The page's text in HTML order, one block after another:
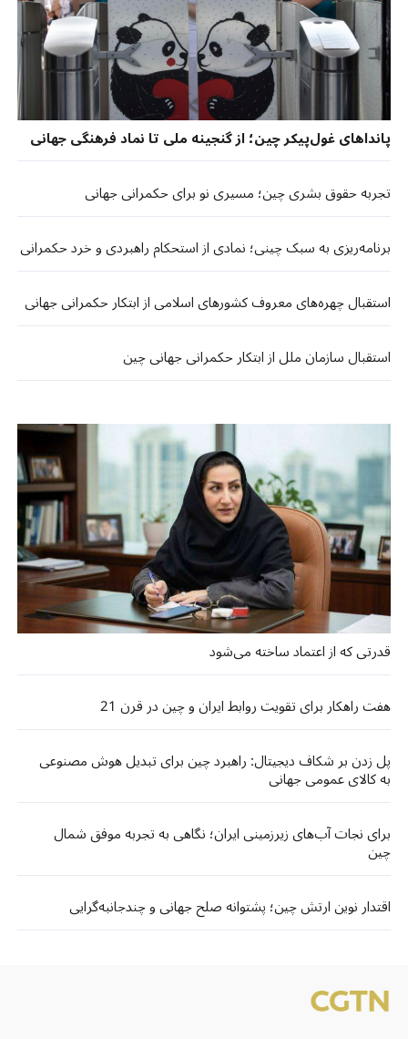
پانداهای غول‌پیکر چین؛ از گنجینه ملی تا نماد فرهنگی جهانی
تجربه حقوق بشری چین؛ مسیری نو برای حکمرانی جهانی
برنامه‌ریزی به سبک چینی؛ نمادی از استحکام راهبردی و خرد حکمرانی
استقبال چهره‌های معروف کشورهای اسلامی از ابتکار حکمرانی جهانی
استقبال سازمان ملل از ابتکار حکمرانی جهانی چین
قدرتی که از اعتماد ساخته می‌شود
هفت راهکار برای تقویت روابط ایران و چین در قرن 21
پل زدن بر شکاف دیجیتال: راهبرد چین برای تبدیل هوش مصنوعی
به کالای عمومی جهانی
برای نجات آب‌های زیرزمینی ایران؛ نگاهی به تجربه موفق شمال
چین
اقتدار نوین ارتش چین؛ پشتوانه‌ صلح جهانی و چندجانبه‌گرایی